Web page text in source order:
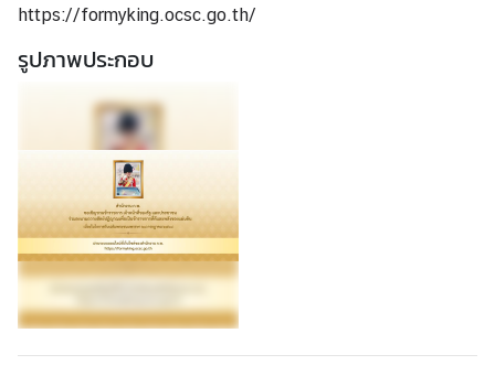
ป
า
บ
ริ
ก
า
ร
https://formyking.ocsc.go.th/
รูปภาพประกอบ